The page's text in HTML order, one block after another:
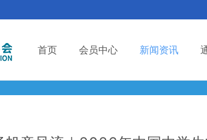
首页 会员中心 新闻资讯